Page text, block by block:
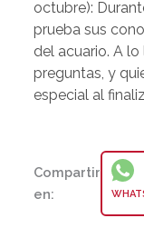
octubre):
prueba sus
del acuario. A
preguntas, y
especial al
Compartir
en: